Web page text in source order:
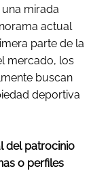
mirada
actual
parte de la
mercado, los
buscan
deportiva
del patrocinio
o perfiles